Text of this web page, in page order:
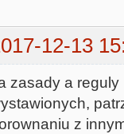
12-13
zasady a reguly
z